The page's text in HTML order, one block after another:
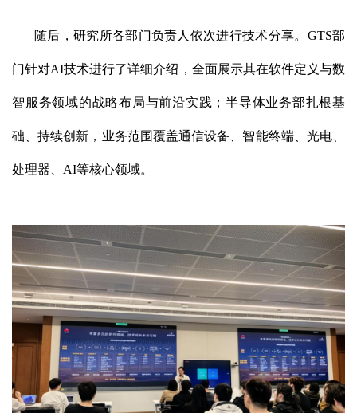
随后，研究所各部门负责人依次进行技术分享。GTS部
门针对AI技术进行了详细介绍，全面展示其在软件定义与数
智服务领域的战略布局与前沿实践；半导体业务部扎根基
础、持续创新，业务范围覆盖通信设备、智能终端、光电、
处理器、AI等核心领域。